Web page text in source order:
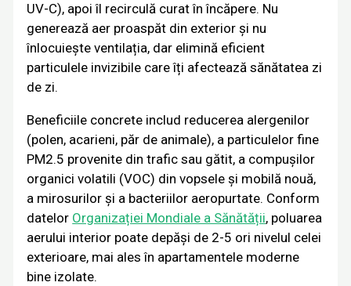
UV-C), apoi îl recirculă curat în încăpere. Nu
generează aer proaspăt din exterior și nu
înlocuiește ventilația, dar elimină eficient
particulele invizibile care îți afectează sănătatea zi
de zi.
Beneficiile concrete includ reducerea alergenilor
(polen, acarieni, păr de animale), a particulelor fine
PM2.5 provenite din trafic sau gătit, a compușilor
organici volatili (VOC) din vopsele și mobilă nouă,
a mirosurilor și a bacteriilor aeropurtate. Conform
datelor Organizației Mondiale a Sănătății, poluarea
aerului interior poate depăși de 2-5 ori nivelul celei
exterioare, mai ales în apartamentele moderne
bine izolate.